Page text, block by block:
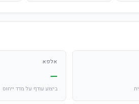
אלפא
—
ביצוע עודף על מדד ייחוס